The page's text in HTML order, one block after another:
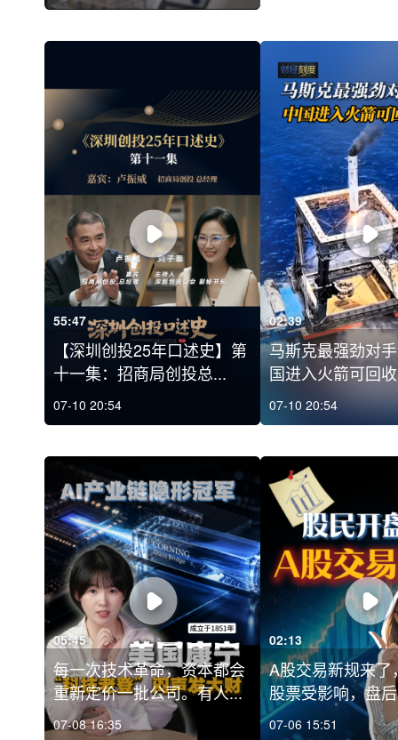
55:47
【深圳创投25年口述史】第
十一集：招商局创投总...
07-10 20:54
02:39
马斯克最强劲对
国进入火箭可回
07-10 20:54
05:45
每一次技术革命，资本都会
重新定价一批公司。有人...
07-08 16:35
02:13
A股交易新规来了
股票受影响，盘
07-06 15:51